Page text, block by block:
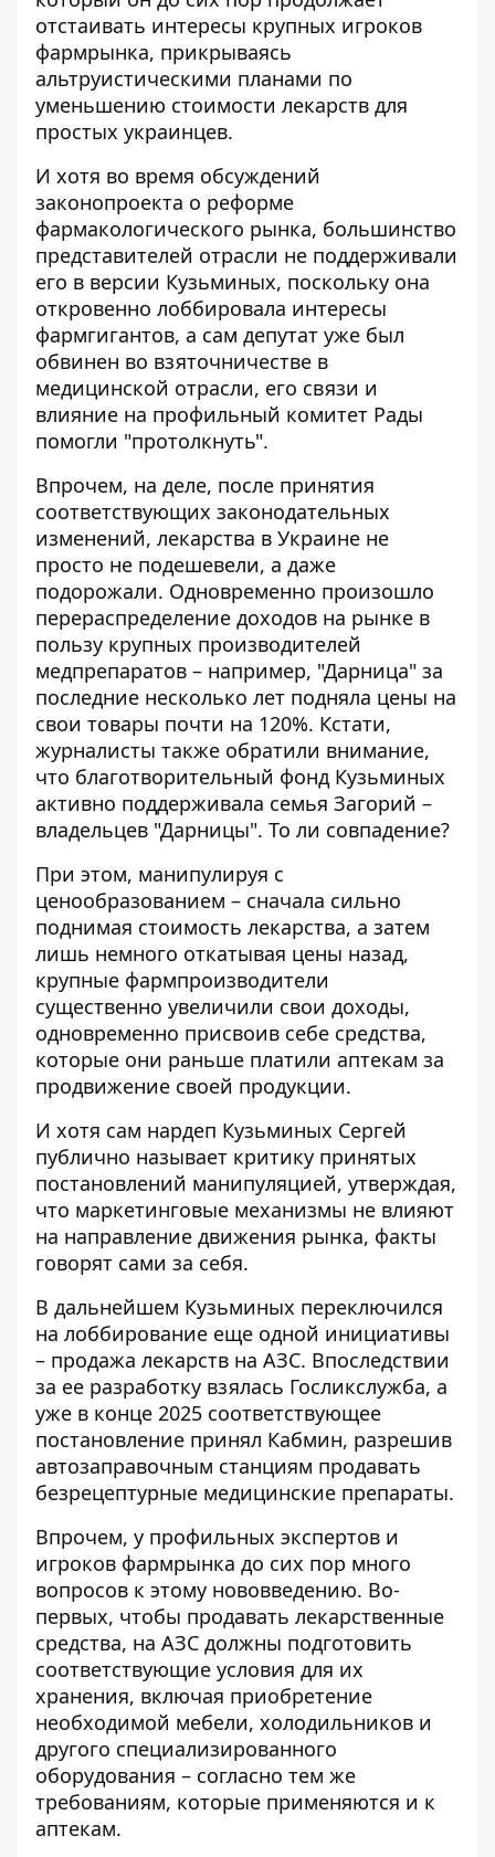
отстаивать интересы крупных игроков
фармрынка, прикрываясь
альтруистическими планами по
уменьшению стоимости лекарств для
простых украинцев.
И хотя во время обсуждений
законопроекта о реформе
фармакологического рынка, большинство
представителей отрасли не поддерживали
его в версии Кузьминых, поскольку она
откровенно лоббировала интересы
фармгигантов, а сам депутат уже был
обвинен во взяточничестве в
медицинской отрасли, его связи и
влияние на профильный комитет Рады
помогли "протолкнуть".
Впрочем, на деле, после принятия
соответствующих законодательных
изменений, лекарства в Украине не
просто не подешевели, а даже
подорожали. Одновременно произошло
перераспределение доходов на рынке в
пользу крупных производителей
медпрепаратов – например, "Дарница" за
последние несколько лет подняла цены на
свои товары почти на 120%. Кстати,
журналисты также обратили внимание,
что благотворительный фонд Кузьминых
активно поддерживала семья Загорий –
владельцев "Дарницы". То ли совпадение?
При этом, манипулируя с
ценообразованием – сначала сильно
поднимая стоимость лекарства, а затем
лишь немного откатывая цены назад,
крупные фармпроизводители
существенно увеличили свои доходы,
одновременно присвоив себе средства,
которые они раньше платили аптекам за
продвижение своей продукции.
И хотя сам нардеп Кузьминых Сергей
публично называет критику принятых
постановлений манипуляцией, утверждая,
что маркетинговые механизмы не влияют
на направление движения рынка, факты
говорят сами за себя.
В дальнейшем Кузьминых переключился
на лоббирование еще одной инициативы
– продажа лекарств на АЗС. Впоследствии
за ее разработку взялась Госликслужба, а
уже в конце 2025 соответствующее
постановление принял Кабмин, разрешив
автозаправочным станциям продавать
безрецептурные медицинские препараты.
Впрочем, у профильных экспертов и
игроков фармрынка до сих пор много
вопросов к этому нововведению. Во-
первых, чтобы продавать лекарственные
средства, на АЗС должны подготовить
соответствующие условия для их
хранения, включая приобретение
необходимой мебели, холодильников и
другого специализированного
оборудования – согласно тем же
требованиям, которые применяются и к
аптекам.